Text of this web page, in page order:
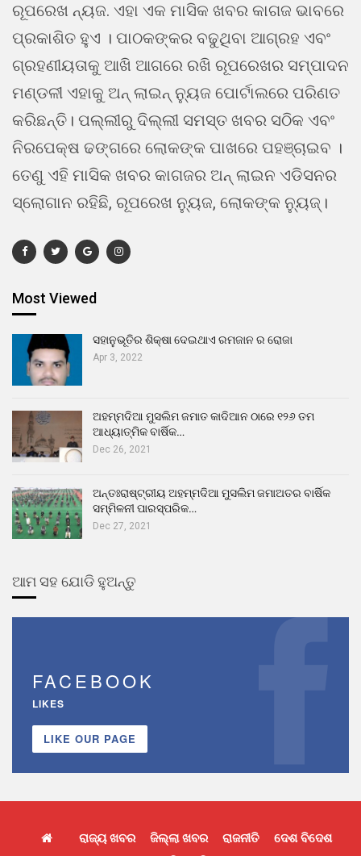
ରୂପରେଖ ନ୍ୟଜ. ଏହା ଏକ ମାସିକ ଖବର କାଗଜ ଭାବରେ
ପ୍ରକାଶିତ ହୁଏ । ପାଠକଙ୍କର ବଢୁଥିବା ଆଗ୍ରହ ଏବଂ
ଗ୍ରହଣୀୟତାକୁ ଆଖି ଆଗରେ ରଖି ରୂପରେଖର ସମ୍ପାଦନ
ମଣ୍ଡଳୀ ଏହାକୁ ଅନ୍ ଲାଇନ୍ ନ୍ୟୁଜ ପୋର୍ଟାଲରେ ପରିଣତ
କରିଛନ୍ତି। ପଲ୍ଲୀରୁ ଦିଲ୍ଲୀ ସମସ୍ତ ଖବର ସଠିକ ଏବଂ
ନିରପେକ୍ଷ ଢଙ୍ଗରେ ଲୋକଙ୍କ ପାଖରେ ପହଞ୍ଚାଇବ ।
ତେଣୁ ଏହି ମାସିକ ଖବର କାଗଜର ଅନ୍ ଲାଇନ ଏଡିସନର
ସ୍ଲୋଗାନ ରହିଛି, ରୂପରେଖ ନ୍ୟୁଜ, ଲୋକଙ୍କ ନ୍ୟୁଜ୍।
Most Viewed
ସହାନୁଭୂତିର ଶିକ୍ଷା ଦେଇଥାଏ ରମଜାନ ର ରୋଜା
Apr 3, 2022
ଅହମ୍ମଦିଆ ମୁସଲିମ ଜମାତ କାଦିଆନ ଠାରେ ୧୨୬ ତମ
ଆଧ୍ୟାତ୍ମିକ ବାର୍ଷିକ…
Dec 26, 2021
ଅନ୍ତଃରାଷ୍ଟ୍ରୀୟ ଅହମ୍ମଦିଆ ମୁସଲିମ ଜମାଅତର ବାର୍ଷିକ
ସମ୍ମିଳନୀ ପାରସ୍ପରିକ…
Dec 27, 2021
ଆମ ସହ ଯୋଡି ହୁଅନ୍ତୁ
FACEBOOK
LIKES
LIKE OUR PAGE
ରାଜ୍ୟ ଖବର ଜିଲ୍ଲା ଖବର ରାଜନୀତି
ଦେଶ ବିଦେଶ